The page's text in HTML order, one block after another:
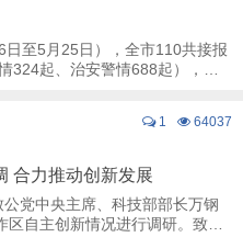
324起、治安警情688起），同
1 64037
合力推动创新发展
党中央主席、科技部部长万钢
自主创新情况进行调研。致公